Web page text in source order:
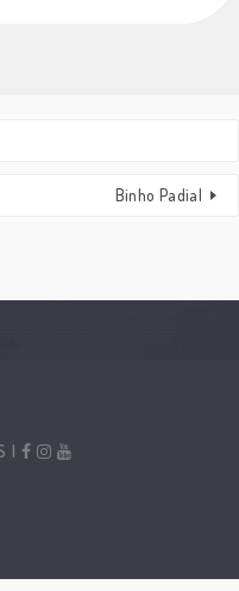
Binho Padial
|